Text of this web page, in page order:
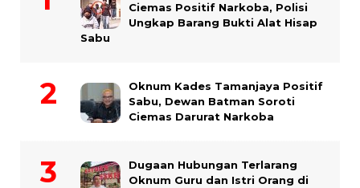
Ciemas Positif Narkoba, Polisi
Ungkap Barang Bukti Alat Hisap
Sabu
Oknum Kades Tamanjaya Positif
Sabu, Dewan Batman Soroti
Ciemas Darurat Narkoba
Dugaan Hubungan Terlarang
Oknum Guru dan Istri Orang di